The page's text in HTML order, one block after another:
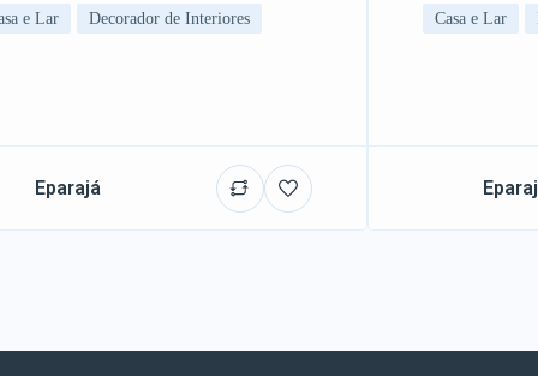
e Lar Decorador de Interiores
Eparajá
Casa e Lar